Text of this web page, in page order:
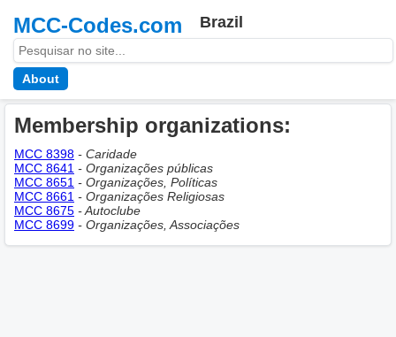
MCC-Codes.com Brazil
About
Membership оrganizations:
MCC 8398 - Caridade
MCC 8641 - Organizações públicas
MCC 8651 - Organizações, Políticas
MCC 8661 - Organizações Religiosas
MCC 8675 - Autoclube
MCC 8699 - Organizações, Associações